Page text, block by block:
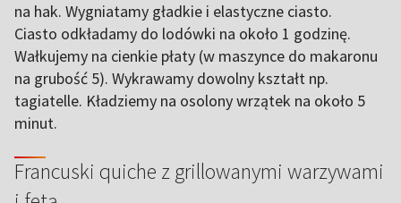
na hak. Wygniatamy gładkie i elastyczne ciasto.
Ciasto odkładamy do lodówki na około 1 godzinę.
Wałkujemy na cienkie płaty (w maszynce do makaronu
na grubość 5). Wykrawamy dowolny kształt np.
tagiatelle. Kładziemy na osolony wrzątek na około 5
minut.
Francuski quiche z grillowanymi warzywami